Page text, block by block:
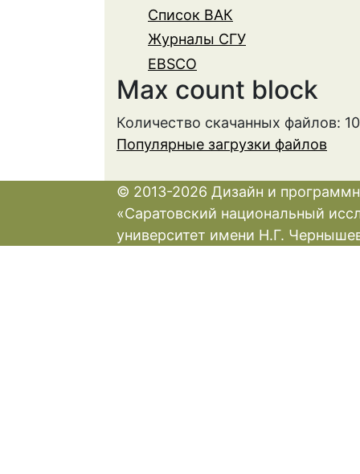
Список ВАК
Журналы СГУ
EBSCO
Max count block
Количество скачанных файлов:
Популярные загрузки файлов
© 2013-2026 Дизайн и
«Саратовский национальный
университет имени Н.Г.